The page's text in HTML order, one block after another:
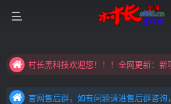
官网售后群，如有问题请进售后群咨询